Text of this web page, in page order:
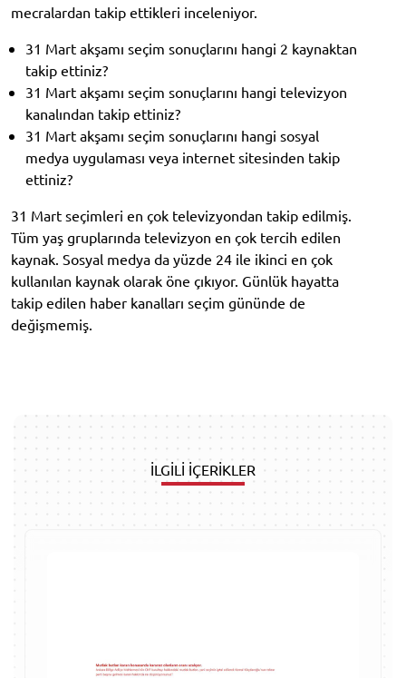
mecralardan takip ettikleri inceleniyor.
31 Mart akşamı seçim sonuçlarını hangi 2 kaynaktan
takip ettiniz?
31 Mart akşamı seçim sonuçlarını hangi televizyon
kanalından takip ettiniz?
31 Mart akşamı seçim sonuçlarını hangi sosyal
medya uygulaması veya internet sitesinden takip
ettiniz?
31 Mart seçimleri en çok televizyondan takip edilmiş.
Tüm yaş gruplarında televizyon en çok tercih edilen
kaynak. Sosyal medya da yüzde 24 ile ikinci en çok
kullanılan kaynak olarak öne çıkıyor. Günlük hayatta
takip edilen haber kanalları seçim gününde de
değişmemiş.
İLGİLİ İÇERİKLER